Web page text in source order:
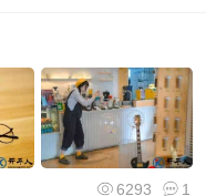
1
6293